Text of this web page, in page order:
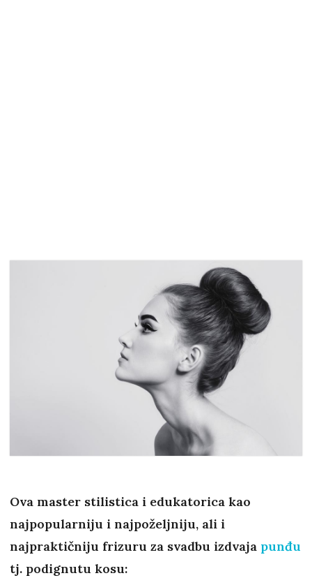
Ova master stilistica i edukatorica kao
najpopularniju i najpoželjniju, ali i
najpraktičniju frizuru za svadbu izdvaja punđu
tj. podignutu kosu: